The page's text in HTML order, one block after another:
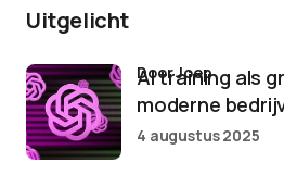
Uitgelicht
AI training als
moderne
door Joep
4 augustus 2025